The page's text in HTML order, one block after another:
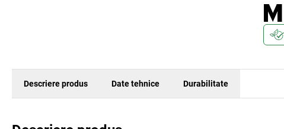
Descriere produs Date tehnice Durabilitate